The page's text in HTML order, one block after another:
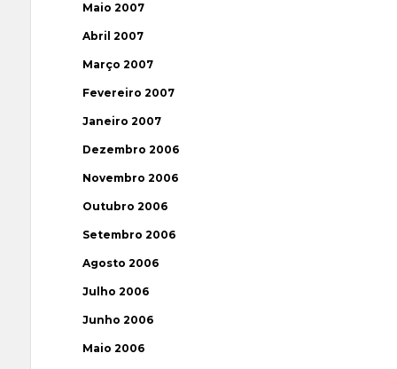
Maio 2007
Abril 2007
Março 2007
Fevereiro 2007
Janeiro 2007
Dezembro 2006
Novembro 2006
Outubro 2006
Setembro 2006
Agosto 2006
Julho 2006
Junho 2006
Maio 2006